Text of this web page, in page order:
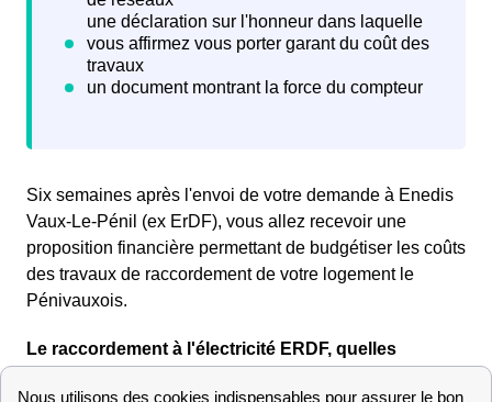
Six semaines après l'envoi de votre demande à Enedis
Vaux-Le-Pénil (ex ErDF), vous allez recevoir une
proposition financière permettant de budgétiser les coûts
des travaux de raccordement de votre logement le
Pénivauxois.
Le raccordement à l'électricité ERDF, quelles